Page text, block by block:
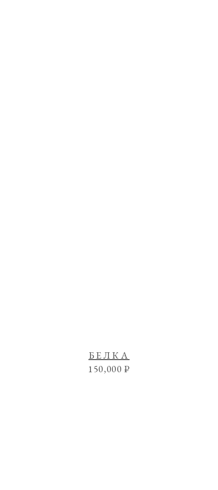
БЕЛКА
150,000₽